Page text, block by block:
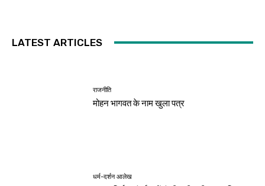
LATEST ARTICLES
राजनीति
मोहन भागवत के नाम खुला पत्र
धर्म-दर्शन आलेख